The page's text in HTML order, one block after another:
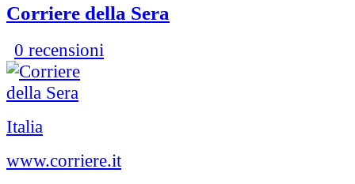
Corriere della Sera
0 recensioni
Italia
www.corriere.it